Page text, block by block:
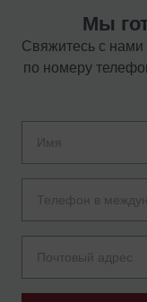
Мы
Свяжитесь с нами
по номеру